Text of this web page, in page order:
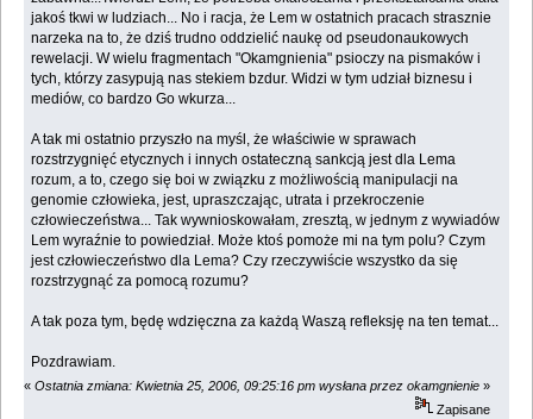
jakoś tkwi w ludziach... No i racja, że Lem w ostatnich pracach strasznie
narzeka na to, że dziś trudno oddzielić naukę od pseudonaukowych
rewelacji. W wielu fragmentach "Okamgnienia" psioczy na pismaków i
tych, którzy zasypują nas stekiem bzdur. Widzi w tym udział biznesu i
mediów, co bardzo Go wkurza...
A tak mi ostatnio przyszło na myśl, że właściwie w sprawach
rozstrzygnięć etycznych i innych ostateczną sankcją jest dla Lema
rozum, a to, czego się boi w związku z możliwością manipulacji na
genomie człowieka, jest, upraszczając, utrata i przekroczenie
człowieczeństwa... Tak wywnioskowałam, zresztą, w jednym z wywiadów
Lem wyraźnie to powiedział. Może ktoś pomoże mi na tym polu? Czym
jest człowieczeństwo dla Lema? Czy rzeczywiście wszystko da się
rozstrzygnąć za pomocą rozumu?
A tak poza tym, będę wdzięczna za każdą Waszą refleksję na ten temat...
Pozdrawiam.
« Ostatnia zmiana: Kwietnia 25, 2006, 09:25:16 pm wysłana przez okamgnienie »
Zapisane